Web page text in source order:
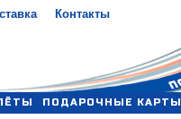
Контакты
ПОДАРОЧНЫЕ КАРТЫ